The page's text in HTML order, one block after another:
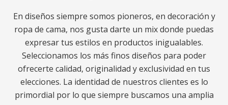
En diseños siempre somos pioneros, en decoración y
ropa de cama, nos gusta darte un mix donde puedas
expresar tus estilos en productos inigualables.
Seleccionamos los más finos diseños para poder
ofrecerte calidad, originalidad y exclusividad en tus
elecciones. La identidad de nuestros clientes es lo
primordial por lo que siempre buscamos una amplia